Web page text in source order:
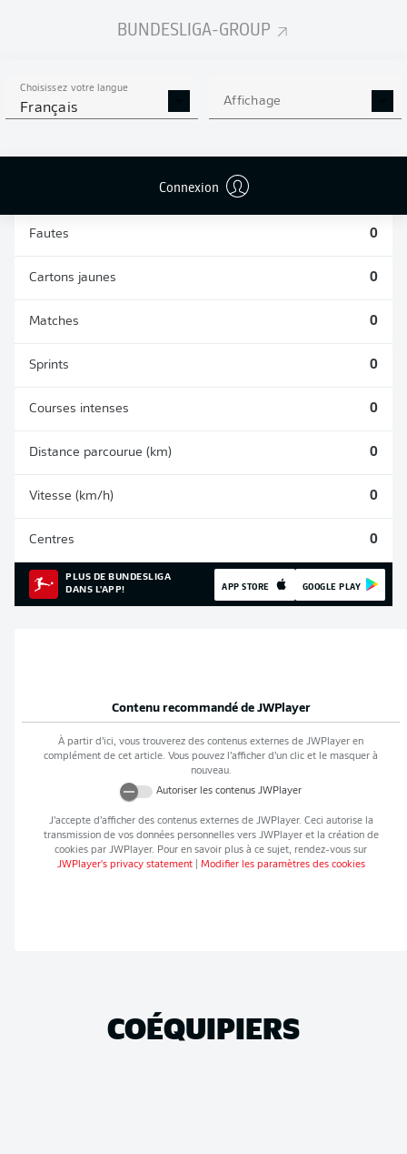
BUNDESLIGA-GROUP
Choisissez votre langue
Français Affichage
Connexion
STATS DE LA SAISON
Fautes 0
Cartons jaunes 0
Matches 0
Sprints 0
Courses intenses 0
Distance parcourue (km) 0
Vitesse (km/h) 0
Centres 0
PLUS DE BUNDESLIGA
DANS L'APP!
APP STORE GOOGLE PLAY
Contenu recommandé de JWPlayer
À partir d’ici, vous trouverez des contenus externes de JWPlayer en
complément de cet article. Vous pouvez l’afficher d’un clic et le masquer à
nouveau.
Autoriser les contenus JWPlayer
J’accepte d’afficher des contenus externes de JWPlayer. Ceci autorise la
transmission de vos données personnelles vers JWPlayeret la création de
cookies par JWPlayer. Pour en savoir plus à ce sujet, rendez-vous sur
JWPlayer's privacy statement| Modifier les paramètres des cookies
COÉQUIPIERS